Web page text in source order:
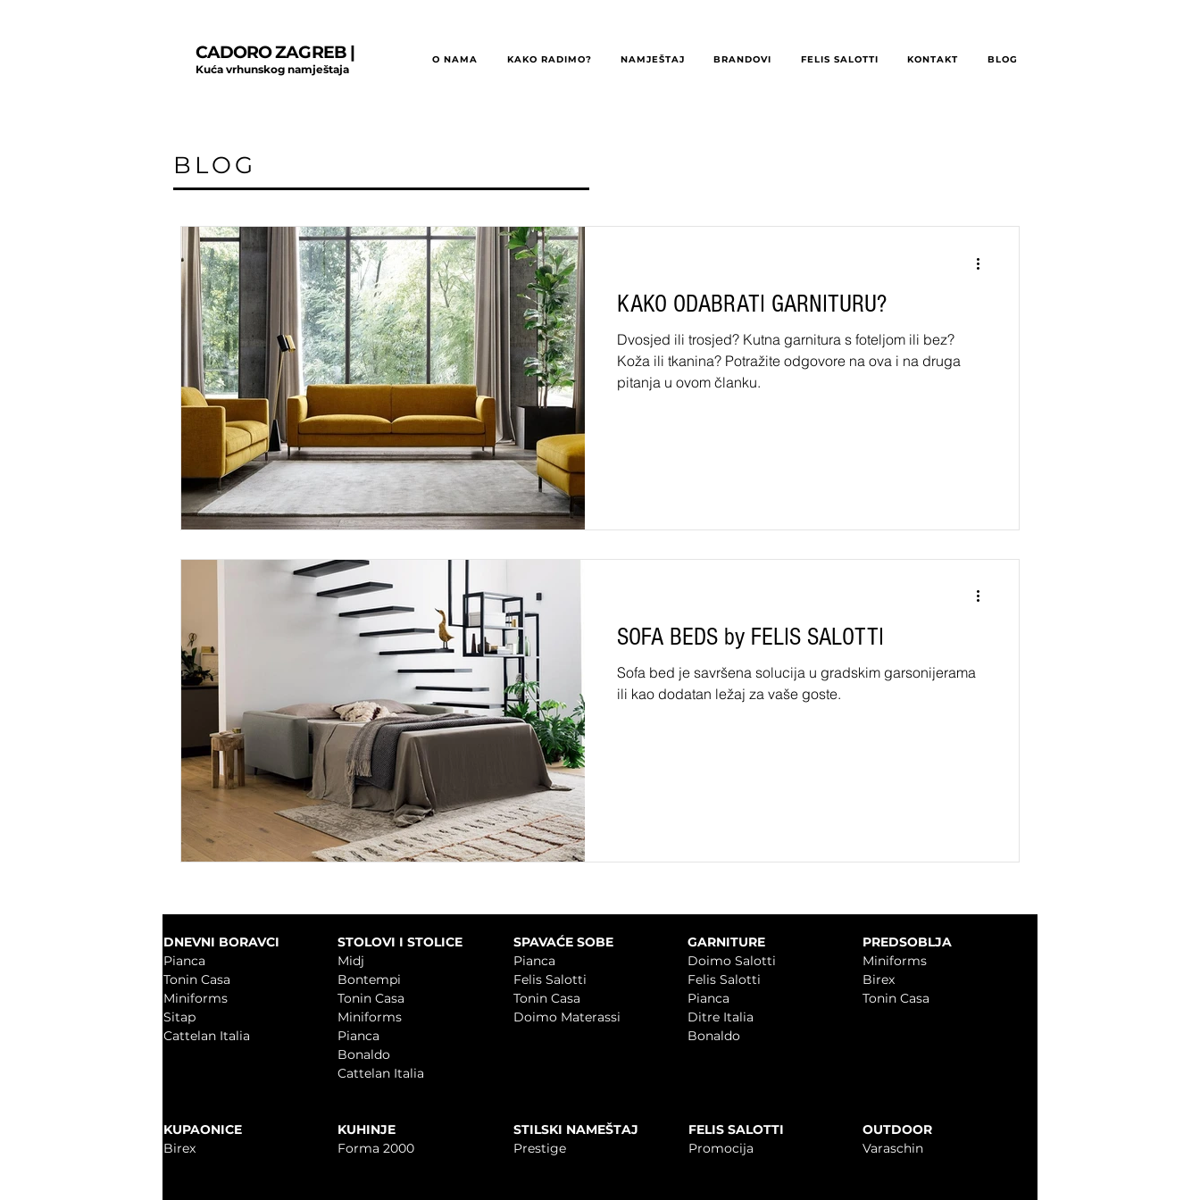
CADORO ZAGREB |
Kuća vrhunskog namještaja
O NAMA KAKO RADIMO? NAMJEŠTAJ BRANDOVI FELIS SALOTTI KONTAKT BLOG
BLOG
KAKO ODABRATI GARNITURU?
Dvosjed ili trosjed? Kutna garnitura s foteljom ili bez?
Koža ili tkanina? Potražite odgovore na ova i na druga
pitanja u ovom članku.
SOFA BEDS by FELIS SALOTTI
Sofa bed je savršena solucija u gradskim garsonijerama
ili kao dodatan ležaj za vaše goste.
DNEVNI BORAVCI
Pianca
Tonin Casa
Miniforms
Sitap
Cattelan Italia
STOLOVI I STOLICE
Midj
Bontempi
Tonin Casa
Miniforms
Pianca
Bonaldo
Cattelan Italia
SPAVAĆE SOBE
Pianca
Felis Salotti
Tonin Casa
Doimo Materassi
GARNITURE
Doimo Salotti
Felis Salotti
Pianca
Ditre Italia
Bonaldo
PREDSOBLJA
Miniforms
Birex
Tonin Casa
KUPAONICE
Birex
KUHINJE
Forma 2000
STILSKI NAMEŠTAJ
Prestige
FELIS SALOTTI
Promocija
OUTDOOR
Varaschin